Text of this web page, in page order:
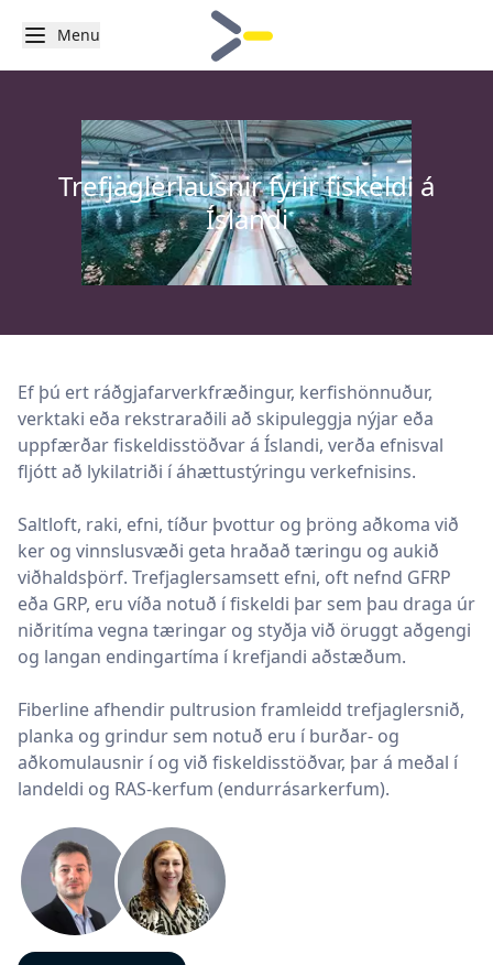
Menu
Trefjaglerlausnir fyrir fiskeldi á
Íslandi
Ef þú ert ráðgjafarverkfræðingur, kerfishönnuður,
verktaki eða rekstraraðili að skipuleggja nýjar eða
uppfærðar fiskeldisstöðvar á Íslandi, verða efnisval
fljótt að lykilatriði í áhættustýringu verkefnisins.
Saltloft, raki, efni, tíður þvottur og þröng aðkoma við
ker og vinnslusvæði geta hraðað tæringu og aukið
viðhaldsþörf. Trefjaglersamsett efni, oft nefnd GFRP
eða GRP, eru víða notuð í fiskeldi þar sem þau draga úr
niðritíma vegna tæringar og styðja við öruggt aðgengi
og langan endingartíma í krefjandi aðstæðum.
Fiberline afhendir pultrusion framleidd trefjaglersnið,
planka og grindur sem notuð eru í burðar- og
aðkomulausnir í og við fiskeldisstöðvar, þar á meðal í
landeldi og RAS-kerfum (endurrásarkerfum).